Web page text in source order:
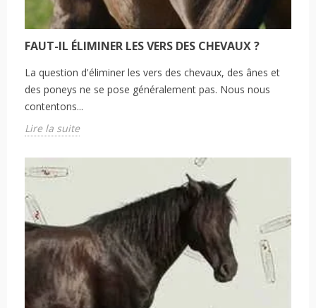
FAUT-IL ÉLIMINER LES VERS DES CHEVAUX ?
La question d'éliminer les vers des chevaux, des ânes et
des poneys ne se pose généralement pas. Nous nous
contentons...
Lire la suite